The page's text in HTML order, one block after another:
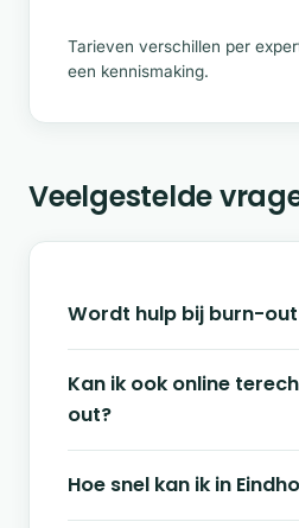
Tarieven verschillen per
een kennismaking.
Veelgestelde
Wordt hulp bij burn-
Kan ik ook online
out?
Hoe snel kan ik in